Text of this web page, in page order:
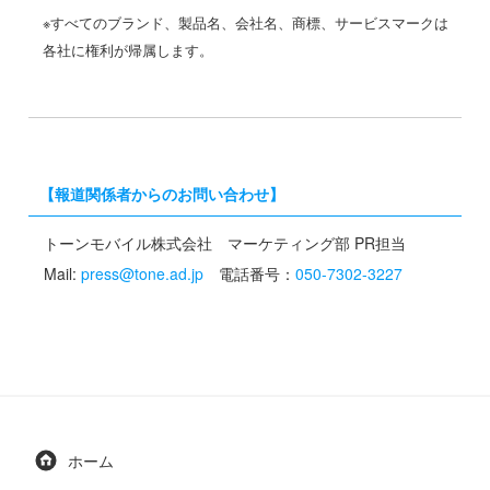
※すべてのブランド、製品名、会社名、商標、サービスマークは
各社に権利が帰属します。
【報道関係者からのお問い合わせ】
トーンモバイル株式会社 マーケティング部 PR担当
Mail: press@tone.ad.jp 電話番号： 050-7302-3227
ホーム